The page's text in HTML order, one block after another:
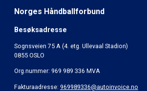
Norges Håndballforbund
Besøksadresse
Sognsveien 75 A (4. etg. Ullevaal Stadion)
0855 OSLO
Org.nummer: 969 989 336 MVA
Fakturaadresse: 969989336@autoinvoice.no